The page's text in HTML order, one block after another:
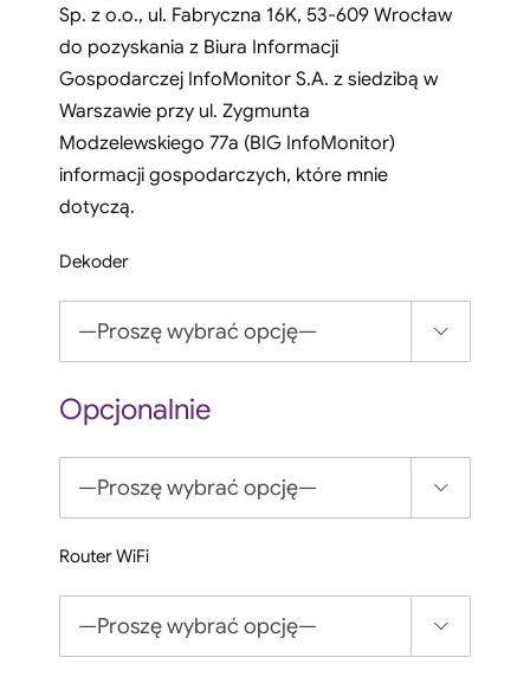
Sp. z o.o., ul. Fabryczna 16K, 53-609 Wrocław
do pozyskania z Biura Informacji
Gospodarczej InfoMonitor S.A. z siedzibą w
Warszawie przy ul. Zygmunta
Modzelewskiego 77a (BIG InfoMonitor)
informacji gospodarczych, które mnie
dotyczą.
Dekoder

Opcjonalnie

Router WiFi
